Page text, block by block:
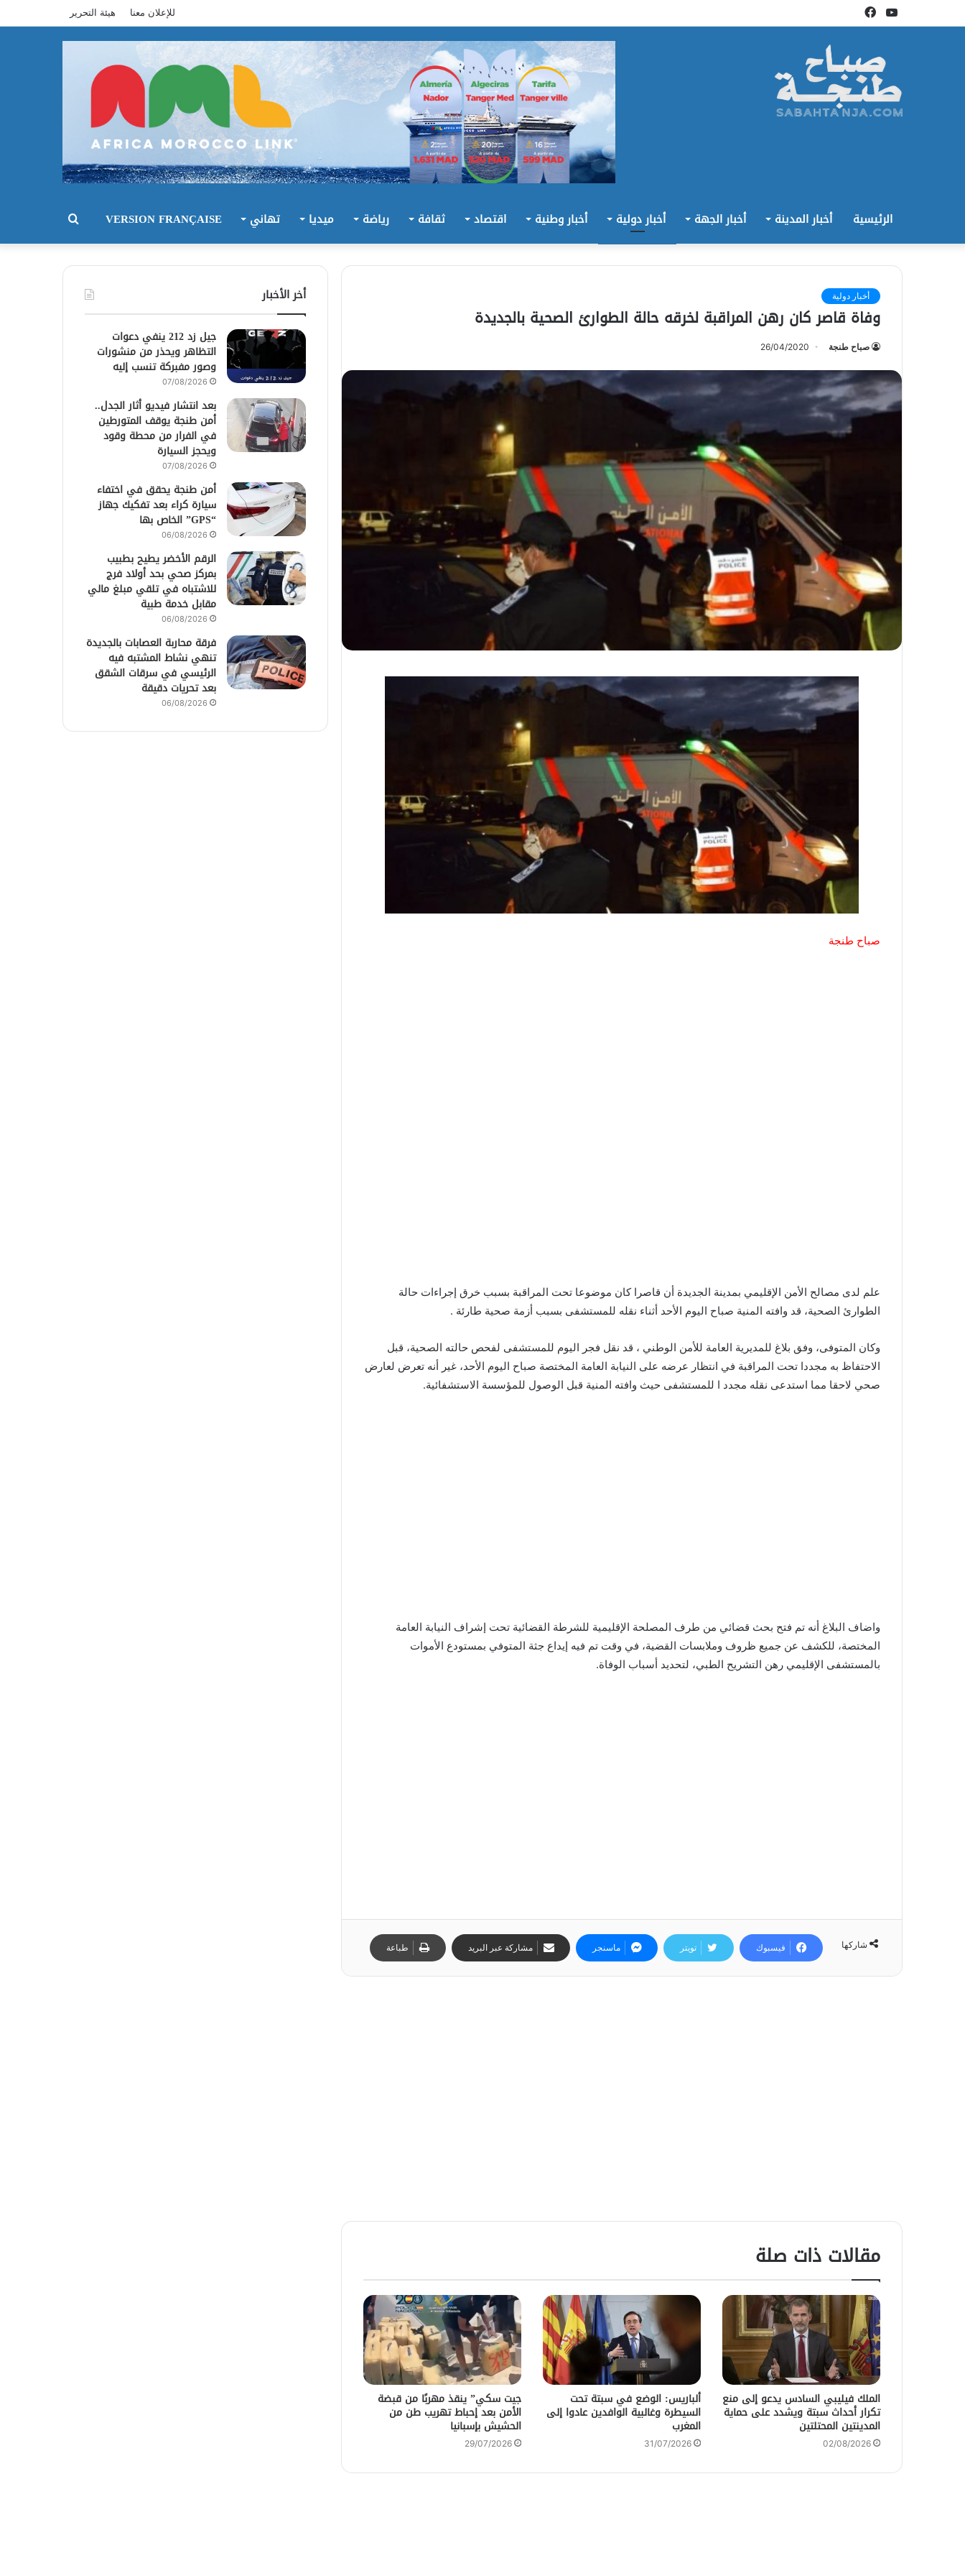
فيسبوكيوتيوب للإعلان معنا هيئة التحرير
الرئيسية أخبار المدينة أخبار الجهة أخبار دولية أخبار وطنية اقتصاد ثقافة رياضة ميديا تهاني VERSION FRANÇAISE بحث
أخبار دولية
وفاة قاصر كان رهن المراقبة لخرقه حالة الطوارئ الصحية بالجديدة
صباح طنجة 26/04/2020
صباح طنجة
علم لدى مصالح الأمن الإقليمي بمدينة الجديدة أن قاصرا كان موضوعا تحت المراقبة بسبب خرق إجراءات حالة
الطوارئ الصحية، قد وافته المنية صباح اليوم الأحد أثناء نقله للمستشفى بسبب أزمة صحية طارئة .
وكان المتوفى، وفق بلاغ للمديرية العامة للأمن الوطني ، قد نقل فجر اليوم للمستشفى لفحص حالته الصحية، قبل
الاحتفاظ به مجددا تحت المراقبة في انتظار عرضه على النيابة العامة المختصة صباح اليوم الأحد، غير أنه تعرض لعارض
صحي لاحقا مما استدعى نقله مجدد ا للمستشفى حيث وافته المنية قبل الوصول للمؤسسة الاستشفائية.
واضاف البلاغ أنه تم فتح بحث قضائي من طرف المصلحة الإقليمية للشرطة القضائية تحت إشراف النيابة العامة
المختصة، للكشف عن جميع ظروف وملابسات القضية، في وقت تم فيه إيداع جثة المتوفي بمستودع الأموات
بالمستشفى الإقليمي رهن التشريح الطبي، لتحديد أسباب الوفاة.
شاركها فيسبوك تويتر ماسنجر مشاركة عبر البريد طباعة
مقالات ذات صلة
الملك فيليبي السادس يدعو إلى منع
تكرار أحداث سبتة ويشدد على حماية
المدينتين المحتلتين
02/08/2026
ألباريس: الوضع في سبتة تحت
السيطرة وغالبية الوافدين عادوا إلى
المغرب
31/07/2026
جيت سكي” ينقذ مهربًا من قبضة
الأمن بعد إحباط تهريب طن من
الحشيش بإسبانيا
29/07/2026
أخر الأخبار
جيل زد 212 ينفي دعوات
التظاهر ويحذر من منشورات
وصور مفبركة تنسب إليه
07/08/2026
بعد انتشار فيديو أثار الجدل..
أمن طنجة يوقف المتورطين
في الفرار من محطة وقود
ويحجز السيارة
07/08/2026
أمن طنجة يحقق في اختفاء
سيارة كراء بعد تفكيك جهاز
“GPS” الخاص بها
06/08/2026
الرقم الأخضر يطيح بطبيب
بمركز صحي بحد أولاد فرج
للاشتباه في تلقي مبلغ مالي
مقابل خدمة طبية
06/08/2026
فرقة محاربة العصابات بالجديدة
تنهي نشاط المشتبه فيه
الرئيسي في سرقات الشقق
بعد تحريات دقيقة
06/08/2026